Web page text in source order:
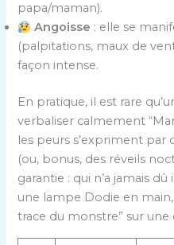
papa/maman).
Angoisse : elle se
(palpitations, maux de
façon intense.
En pratique, il est rare
verbaliser calmement
les peurs s’expriment par
(ou, bonus, des réveils
garantie : qui n’a jamais
une lampe Dodie en
trace du monstre” sur